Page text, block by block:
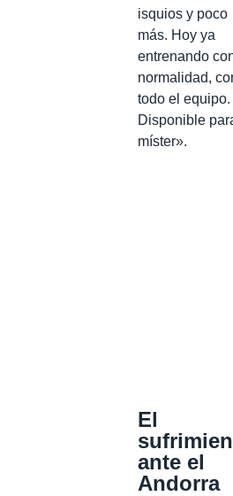
isquios y poco
más. Hoy ya
entrenando
normalidad,
todo el equipo.
Disponible
míster».
El
ante el
Andorra